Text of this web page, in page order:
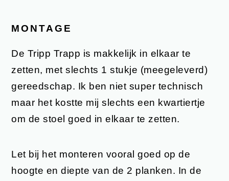
MONTAGE
De Tripp Trapp is makkelijk in elkaar te
zetten, met slechts 1 stukje (meegeleverd)
gereedschap. Ik ben niet super technisch
maar het kostte mij slechts een kwartiertje
om de stoel goed in elkaar te zetten.
Let bij het monteren vooral goed op de
hoogte en diepte van de 2 planken. In de